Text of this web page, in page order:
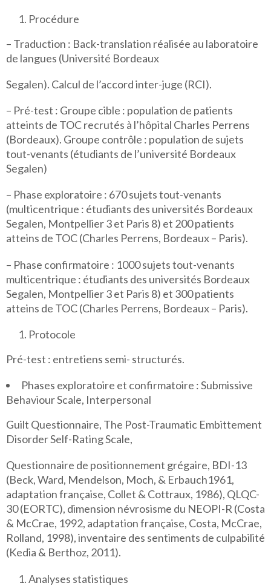
Procédure
– Traduction : Back-translation réalisée au laboratoire
de langues (Université Bordeaux
Segalen). Calcul de l’accord inter-juge (RCI).
– Pré-test : Groupe cible : population de patients
atteints de TOC recrutés à l’hôpital Charles Perrens
(Bordeaux). Groupe contrôle : population de sujets
tout-venants (étudiants de l’université Bordeaux
Segalen)
– Phase exploratoire : 670 sujets tout-venants
(multicentrique : étudiants des universités Bordeaux
Segalen, Montpellier 3 et Paris 8) et 200 patients
atteins de TOC (Charles Perrens, Bordeaux – Paris).
– Phase confirmatoire : 1000 sujets tout-venants
multicentrique : étudiants des universités Bordeaux
Segalen, Montpellier 3 et Paris 8) et 300 patients
atteins de TOC (Charles Perrens, Bordeaux – Paris).
Protocole
Pré-test : entretiens semi- structurés.
Phases exploratoire et confirmatoire : Submissive
Behaviour Scale, Interpersonal
Guilt Questionnaire, The Post-Traumatic Embittement
Disorder Self-Rating Scale,
Questionnaire de positionnement grégaire, BDI-13
(Beck, Ward, Mendelson, Moch, & Erbauch1961,
adaptation française, Collet & Cottraux, 1986), QLQC-
30 (EORTC), dimension névrosisme du NEOPI-R (Costa
& McCrae, 1992, adaptation française, Costa, McCrae,
Rolland, 1998), inventaire des sentiments de culpabilité
(Kedia & Berthoz, 2011).
Analyses statistiques